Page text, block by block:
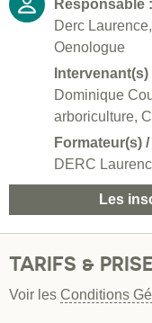
Responsable :
Derc
Oenologue
Dominique
arboriculture,
Formateur(s)
DERC
Les
TARIFS &
Voir les Conditions